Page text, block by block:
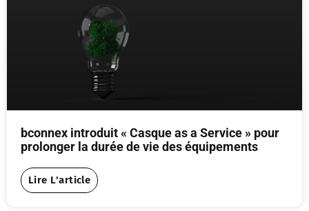
bconnex introduit « Casque as a Service » pour
prolonger la durée de vie des équipements
Lire L'article